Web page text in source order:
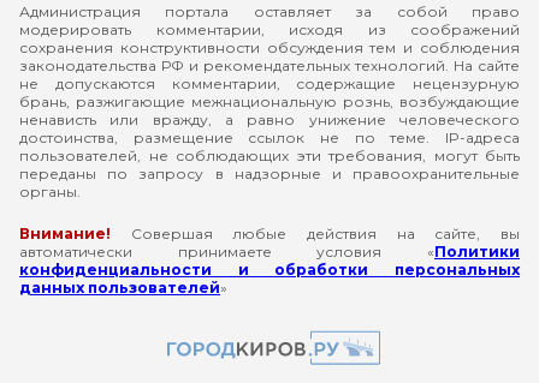
Администрация портала оставляет за собой право
модерировать комментарии, исходя из соображений
сохранения конструктивности обсуждения тем и соблюдения
законодательства РФ и рекомендательных технологий. На сайте
не допускаются комментарии, содержащие нецензурную
брань, разжигающие межнациональную рознь, возбуждающие
ненависть или вражду, а равно унижение человеческого
достоинства, размещение ссылок не по теме. IP-адреса
пользователей, не соблюдающих эти требования, могут быть
переданы по запросу в надзорные и правоохранительные
органы.
Внимание! Совершая любые действия на сайте, вы
автоматически принимаете условия «Политики
конфиденциальности и обработки персональных
данных пользователей»